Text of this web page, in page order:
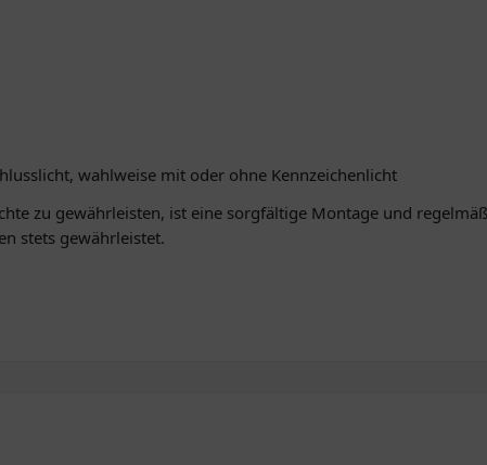
wahlweise mit oder ohne Kennzeichenlicht
zu gewährleisten, ist eine sorgfältige Montage und
stets gewährleistet.